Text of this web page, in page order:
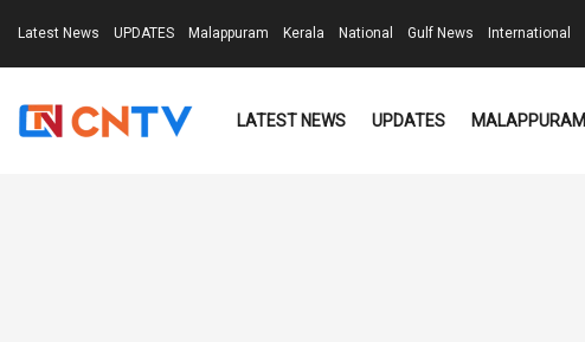
Latest News UPDATES Malappuram Kerala National Gulf News International
LATEST NEWS UPDATES MALAPPURAM